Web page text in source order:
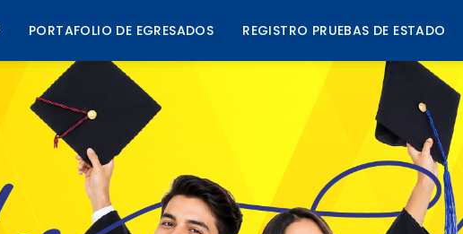
PORTAFOLIO DE EGRESADOS REGISTRO PRUEBAS DE ESTADO